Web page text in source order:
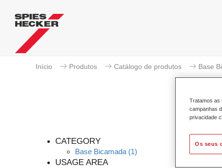
Início Produtos Catálogo de produtos Base
CATEGORY
Base Bicamada (1)
USAGE AREA
Tratamos as
campanhas
privacidade
Os seus